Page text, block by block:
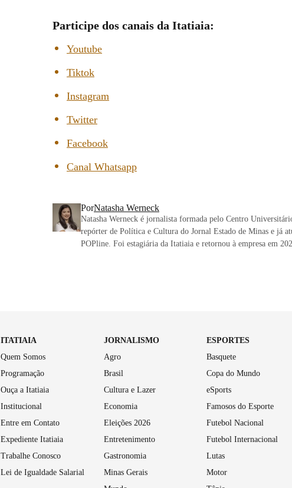
Participe dos canais da Itatiaia:
Youtube
Tiktok
Instagram
Twitter
Facebook
Canal Whatsapp
PorNatasha Werneck
Natasha Werneck é jornalista formada pelo Centro
repórter de Política e Cultura do Jornal Estado de Minas e já
POPline. Foi estagiária da Itatiaia e retornou à empresa em
ITATIAIA
Quem Somos
Programação
Ouça a Itatiaia
Institucional
Entre em Contato
Expediente Itatiaia
Trabalhe Conosco
Lei de Igualdade Salarial
JORNALISMO
Agro
Brasil
Cultura e Lazer
Economia
Eleições 2026
Entretenimento
Gastronomia
Minas Gerais
ESPORTES
Basquete
Copa do Mundo
eSports
Famosos do Esporte
Futebol Nacional
Futebol Internacional
Lutas
Motor